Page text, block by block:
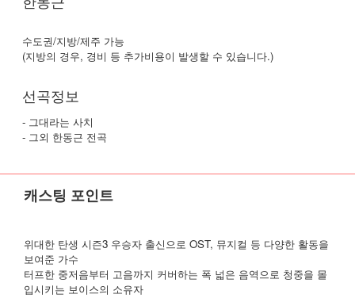
수도권/지방/제주 가능
(지방의 경우, 경비 등 추가비용이 발생할 수 있습니다.)
선곡정보
- 그대라는 사치
- 그외 한동근 전곡
캐스팅 포인트
위대한 탄생 시즌3 우승자 출신으로 OST, 뮤지컬 등 다양한 활동을
보여준 가수
터프한 중저음부터 고음까지 커버하는 폭 넓은 음역으로 청중을 몰
입시키는 보이스의 소유자